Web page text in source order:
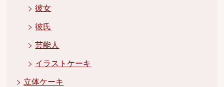
彼女
彼氏
芸能人
イラストケーキ
立体ケーキ